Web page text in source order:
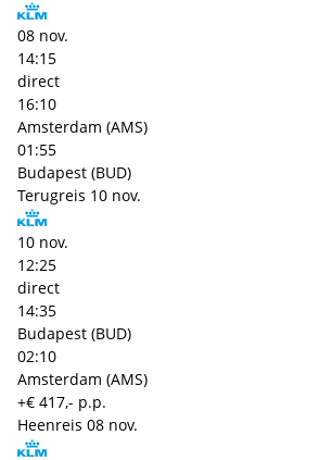
08 nov.
14:15
direct
16:10
Amsterdam (AMS)
01:55
Budapest (BUD)
Terugreis 10 nov.
10 nov.
12:25
direct
14:35
Budapest (BUD)
02:10
Amsterdam (AMS)
+€ 417,- p.p.
Heenreis 08 nov.